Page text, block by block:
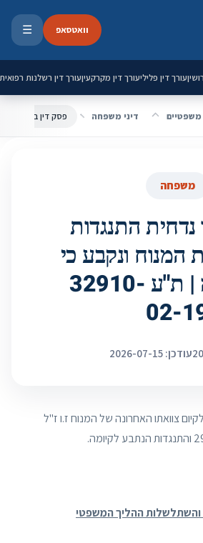
וואטסאפ ☰
עורך דין פליליעורך דין מקרקעיןעורך דין רשלנות רפואית
דיני משפחה
משפחה
נדחית התנגדות
המנוח ונקבע כי
יש לקיימה | ת"ע 32910-
02-
עודכן: 2026-07-15
צוואתו האחרונה של המנוח ז.ו ז"ל
ההליך המשפטי